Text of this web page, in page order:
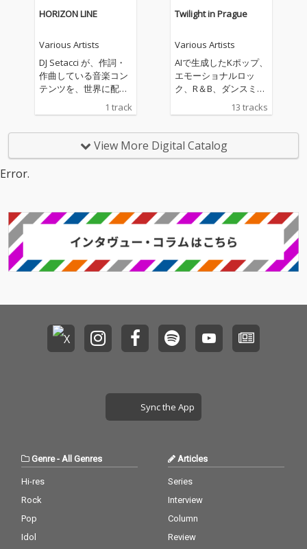
HORIZON LINE
Various Artists
DJ Setacci が、作詞・
作曲している音楽コン
テンツを、世界に配信
ンルは、House、R&
1 track
Twilight in Prague
Various Artists
AIで生成したKポップ、
エモーショナルロッ
ク、R＆B、ダンスミュ
ージックの曲を配信し
ています。私の生成し
入りの曲になることを
願っています。
13 tracks
View More Digital Catalog
Error.
Sync the App
Genre- All Genres
Hi-res
Rock
Pop
Idol
Articles
Series
Interview
Column
Review